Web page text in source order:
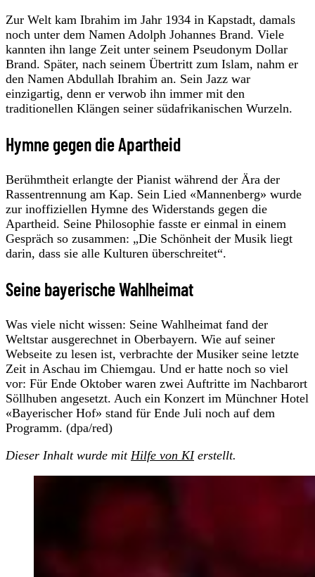
Zur Welt kam Ibrahim im Jahr 1934 in Kapstadt, damals
noch unter dem Namen Adolph Johannes Brand. Viele
kannten ihn lange Zeit unter seinem Pseudonym Dollar
Brand. Später, nach seinem Übertritt zum Islam, nahm er
den Namen Abdullah Ibrahim an. Sein Jazz war
einzigartig, denn er verwob ihn immer mit den
traditionellen Klängen seiner südafrikanischen Wurzeln.
Hymne gegen die Apartheid
Berühmtheit erlangte der Pianist während der Ära der
Rassentrennung am Kap. Sein Lied «Mannenberg» wurde
zur inoffiziellen Hymne des Widerstands gegen die
Apartheid. Seine Philosophie fasste er einmal in einem
Gespräch so zusammen: „Die Schönheit der Musik liegt
darin, dass sie alle Kulturen überschreitet“.
Seine bayerische Wahlheimat
Was viele nicht wissen: Seine Wahlheimat fand der
Weltstar ausgerechnet in Oberbayern. Wie auf seiner
Webseite zu lesen ist, verbrachte der Musiker seine letzte
Zeit in Aschau im Chiemgau. Und er hatte noch so viel
vor: Für Ende Oktober waren zwei Auftritte im Nachbarort
Söllhuben angesetzt. Auch ein Konzert im Münchner Hotel
«Bayerischer Hof» stand für Ende Juli noch auf dem
Programm. (dpa/red)
Dieser Inhalt wurde mit Hilfe von KIerstellt.